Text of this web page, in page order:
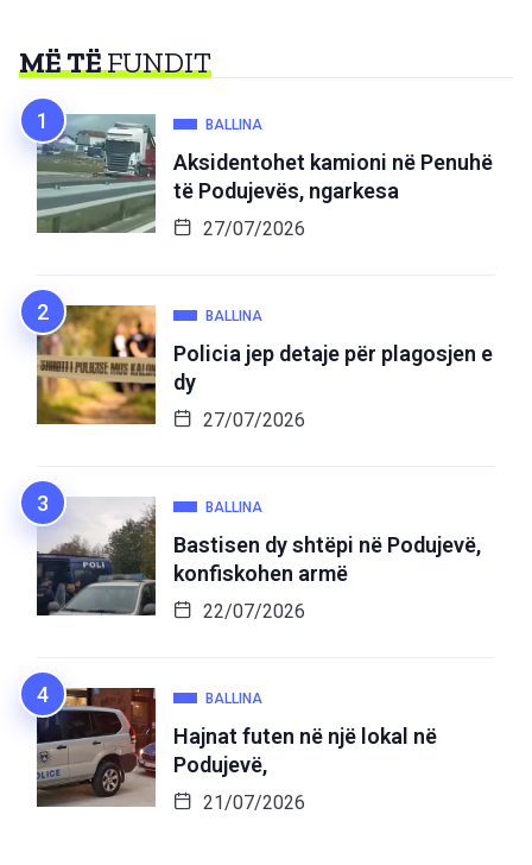
MË TËFUNDIT
BALLINA
Aksidentohet kamioni në Penuhë
të Podujevës, ngarkesa
27/07/2026
BALLINA
Policia jep detaje për plagosjen e
dy
27/07/2026
BALLINA
Bastisen dy shtëpi në Podujevë,
konfiskohen armë
22/07/2026
BALLINA
Hajnat futen në një lokal në
Podujevë,
21/07/2026